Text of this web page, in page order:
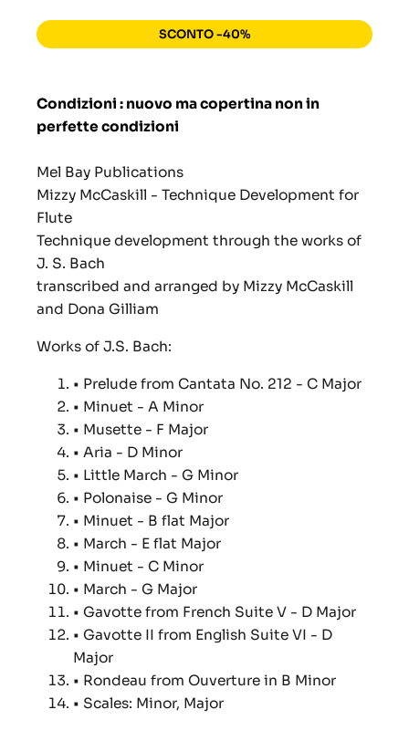
SCONTO -40%
Condizioni : nuovo ma copertina non in
perfette condizioni
Mel Bay Publications
Mizzy McCaskill - Technique Development for
Flute
Technique development through the works of
J. S. Bach
transcribed and arranged by Mizzy McCaskill
and Dona Gilliam
Works of J.S. Bach:
• Prelude from Cantata No. 212 - C Major
• Minuet - A Minor
• Musette - F Major
• Aria - D Minor
• Little March - G Minor
• Polonaise - G Minor
• Minuet - B flat Major
• March - E flat Major
• Minuet - C Minor
• March - G Major
• Gavotte from French Suite V - D Major
• Gavotte II from English Suite VI - D
Major
• Rondeau from Ouverture in B Minor
• Scales: Minor, Major